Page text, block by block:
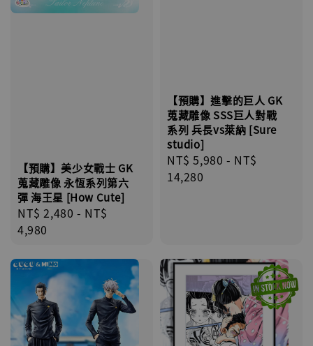
【預購】美少女戰士 GK
蒐藏雕像 永恆系列第六
彈 海王星 [How Cute]
Regular
price
NT$ 2,480 - NT$
4,980
【預購】進擊的巨人 GK
蒐藏雕像 SSS巨人對戰
系列 兵長vs萊納 [Sure
studio]
Regular
price
NT$ 5,980 - NT$
14,280